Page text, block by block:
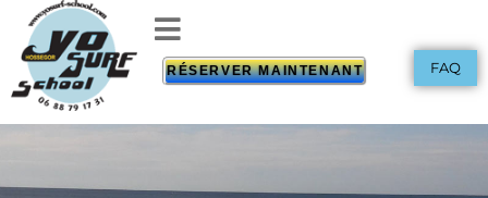
RÉSERVER MAINTENANT FAQ